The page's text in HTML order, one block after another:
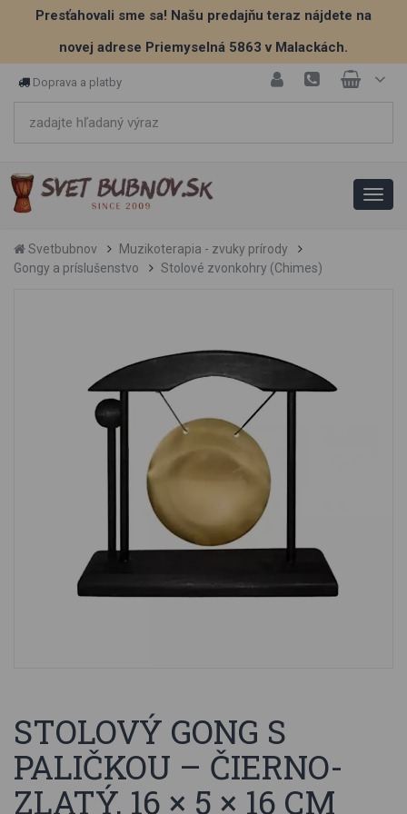
Presťahovali sme sa! Našu predajňu teraz nájdete na
novej adrese Priemyselná 5863 v Malackách.
Doprava a platby
Svetbubnov
Muzikoterapia - zvuky prírody
Gongy a príslušenstvo
Stolové zvonkohry (Chimes)
STOLOVÝ GONG S
PALIČKOU – ČIERNO-
ZLATÝ, 16 × 5 × 16 CM